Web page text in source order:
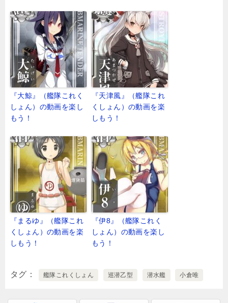
『大鯨』（艦隊これく
しょん）の動画を楽し
もう！
『天津風』（艦隊これ
くしょん）の動画を楽
しもう！
『まるゆ』（艦隊これ
くしょん）の動画を楽
しもう！
『伊8』（艦隊これく
しょん）の動画を楽し
もう！
タグ 艦隊これくしょん 巡潜乙型 潜水艦 小倉唯